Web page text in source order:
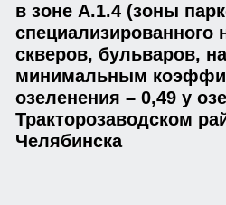
в зоне А.1.4 (зоны
специализированного
скверов, бульваров,
минимальным
озеленения – 0,49 у
Тракторозаводском
Челябинска